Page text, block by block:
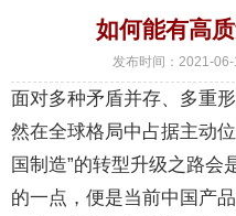
如何能有高
发布时间：2021-
面对多种矛盾并存、多重
然在全球格局中占据主动
国制造”的转型升级之路会
的一点，便是当前中国产